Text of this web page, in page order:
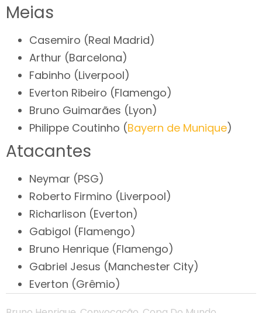
Meias
Casemiro (Real Madrid)
Arthur (Barcelona)
Fabinho (Liverpool)
Everton Ribeiro (Flamengo)
Bruno Guimarães (Lyon)
Philippe Coutinho (Bayern de Munique)
Atacantes
Neymar (PSG)
Roberto Firmino (Liverpool)
Richarlison (Everton)
Gabigol (Flamengo)
Bruno Henrique (Flamengo)
Gabriel Jesus (Manchester City)
Everton (Grêmio)